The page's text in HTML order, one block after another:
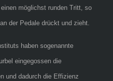
möglichst runden Tritt, so
der Pedale drückt und zieht.
haben sogenannte
eingegossen die
und dadurch die Effizienz